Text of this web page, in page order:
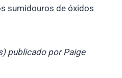
sumidouros de óxidos
publicado por Paige